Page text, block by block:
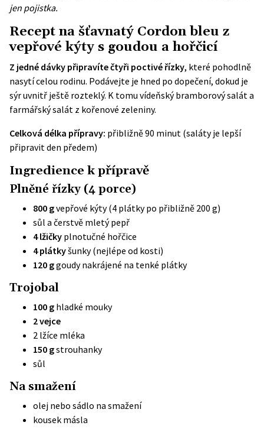
jen pojistka.
Recept na šťavnatý Cordon bleu z
vepřové kýty s goudou a hořčicí
Z jedné dávky připravíte čtyři poctivé řízky, které pohodlně
nasytí celou rodinu. Podávejte je hned po dopečení, dokud je
sýr uvnitř ještě rozteklý. K tomu vídeňský bramborový salát a
farmářský salát z kořenové zeleniny.
Celková délka přípravy: přibližně 90 minut (saláty je lepší
připravit den předem)
Ingredience k přípravě
Plněné řízky (4 porce)
800 gvepřové kýty (4 plátky po přibližně 200 g)
sůl a čerstvě mletý pepř
4 lžičky plnotučné hořčice
4 plátkyšunky (nejlépe od kosti)
120 ggoudy nakrájené na tenké plátky
Trojobal
100 g hladké mouky
2 vejce
2 lžíce mléka
150 gstrouhanky
sůl
Na smažení
olej nebo sádlo na smažení
kousek másla